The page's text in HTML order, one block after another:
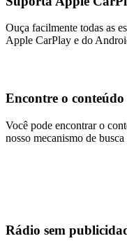
Ouça facilmente todas as
Apple CarPlay e do
Encontre o conteúdo
Você pode encontrar o
nosso mecanismo de
Rádio sem